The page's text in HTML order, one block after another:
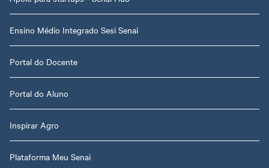
Ensino Médio Integrado Sesi Senai
Portal do Docente
Portal do Aluno
Inspirar Agro
Plataforma Meu Senai